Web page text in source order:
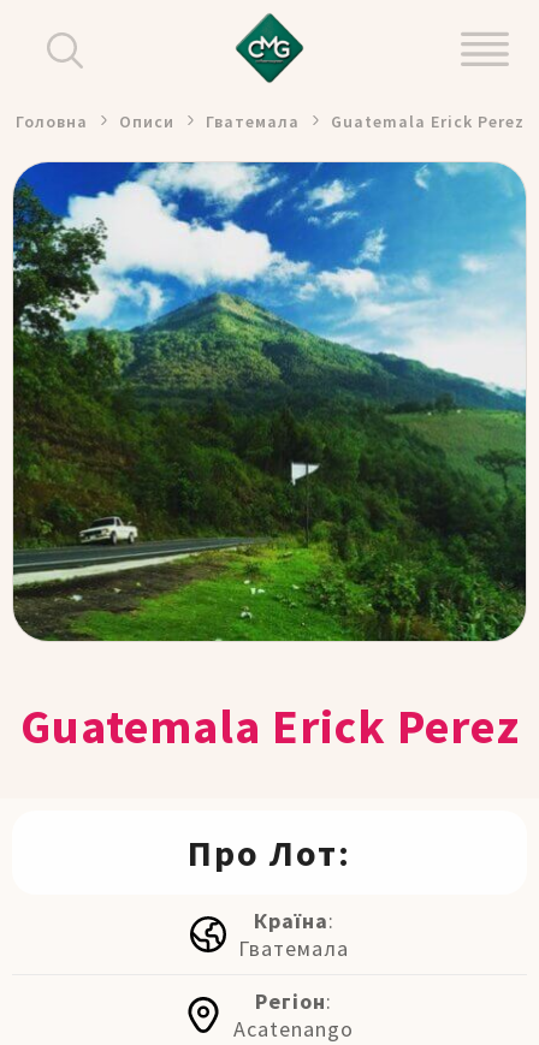
Головна Описи Гватемала Guatemala Erick Perez
Guatemala Erick Perez
Про Лот:
Країна:
Гватемала
Регіон:
Acatenango